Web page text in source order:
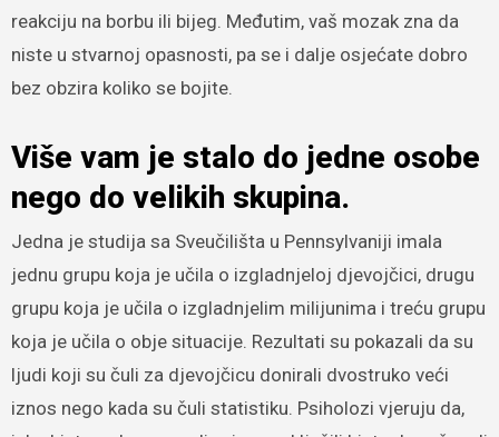
reakciju na borbu ili bijeg. Međutim, vaš mozak zna da
niste u stvarnoj opasnosti, pa se i dalje osjećate dobro
bez obzira koliko se bojite.
Više vam je stalo do jedne osobe
nego do velikih skupina.
Jedna je studija sa Sveučilišta u Pennsylvaniji imala
jednu grupu koja je učila o izgladnjeloj djevojčici, drugu
grupu koja je učila o izgladnjelim milijunima i treću grupu
koja je učila o obje situacije. Rezultati su pokazali da su
ljudi koji su čuli za djevojčicu donirali dvostruko veći
iznos nego kada su čuli statistiku. Psiholozi vjeruju da,